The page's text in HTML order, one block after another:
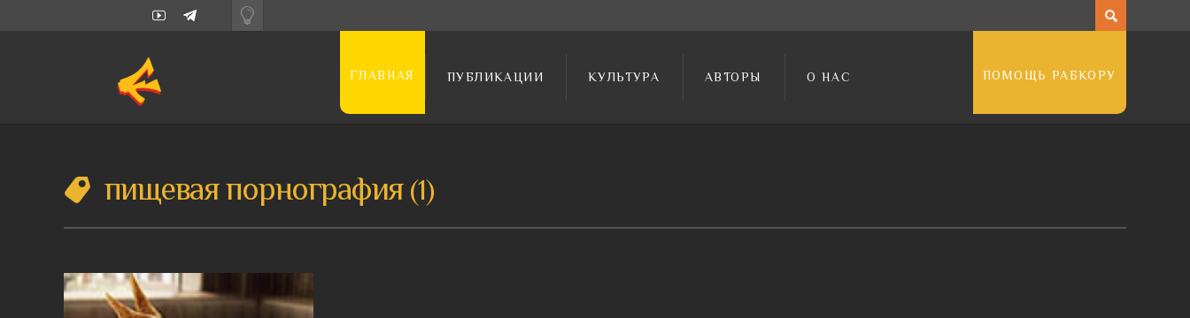
ГЛАВНАЯ ПУБЛИКАЦИИ КУЛЬТУРА АВТОРЫ О НАС ПОМОЩЬ РАБКОРУ
пищевая порнография 1